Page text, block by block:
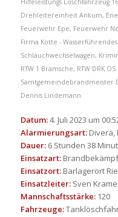
Hilfeleistungs Löschfahrzeug
Drehleitereinheit Ankum,
Feuerwehr Epe, Feuerwehr
Firma Kotte - Wasserführendes
Schlauchwechselwagen,
RTW 1 Bramsche, RTW DRK
Samtgemeindebrandmeister
Dennis Lindemann
Datum:4. Juli 2023 um
Alarmierungsart:Divera,
Dauer:6 Stunden 38
Einsatzart:
Einsatzort:Barlagerort
Einsatzleiter:Sven
Mannschaftsstärke:120
Fahrzeuge: